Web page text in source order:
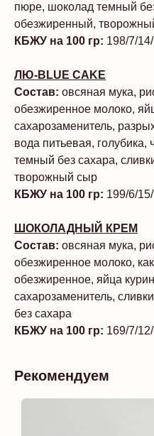
пюре, шоколад темный
обезжиренный,
КБЖУ на 100 гр: 198/7/
ЛЮ-BLUE CAKE
Состав: овсяная мука,
обезжиренное молоко,
сахарозаменитель,
вода питьевая,
темный без сахара,
творожный сыр
КБЖУ на 100 гр: 199/6/
ШОКОЛАДНЫЙ КРЕМ
Состав: овсяная мука,
обезжиренное молоко,
обезжиренное, яйца
сахарозаменитель,
без сахара
КБЖУ на 100 гр: 169/7/
Рекомендуем